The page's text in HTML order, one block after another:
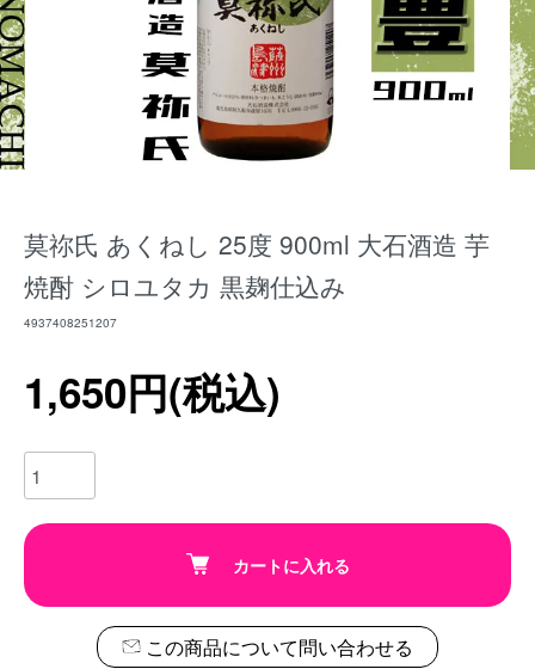
莫祢氏 あくねし 25度 900ml 大石酒造 芋
焼酎 シロユタカ 黒麹仕込み
4937408251207
1,650円(税込)
カートに入れる
この商品について問い合わせる